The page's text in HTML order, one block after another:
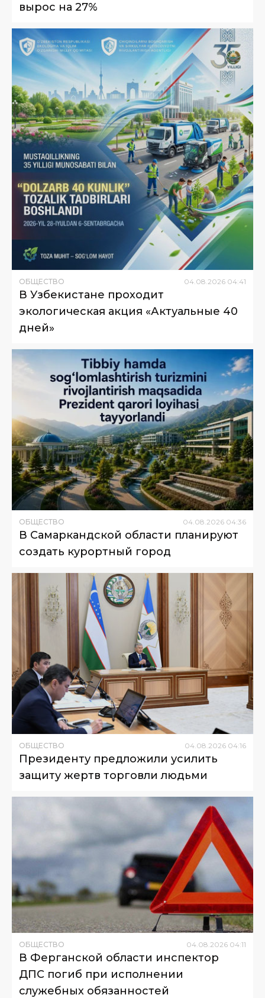
вырос на 27%
ОБЩЕСТВО 04 08 2026 04:41
В Узбекистане проходит
экологическая акция «Актуальные 40
дней»
ОБЩЕСТВО 04.08.2026 04:36
В Самаркандской области планируют
создать курортный город
ОБЩЕСТВО 04.08.2026 04:16
Президенту предложили усилить
защиту жертв торговли людьми
ОБЩЕСТВО 04 08 2026 04:11
В Ферганской области инспектор
ДПС погиб при исполнении
служебных обязанностей